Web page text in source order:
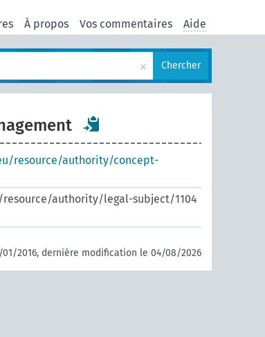
À propos Vos commentaires Aide
× Chercher
resource/authority/concept-
authority/legal-subject/1104
2016, dernière modification le 04/08/2026